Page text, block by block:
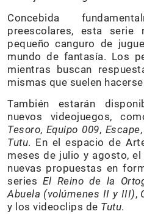
Concebida
preescolares, esta
pequeño canguro de
mundo de fantasía. Los
mientras buscan
mismas que suelen
También estarán
nuevos videojuegos,
Tesoro, Equipo 009, Escape,
Tutu. En el espacio de
meses de julio y agosto,
nuevas propuestas en
seriesEl Reino de la
Abuela (volúmenes II y III),
y los videoclips de Tutu.